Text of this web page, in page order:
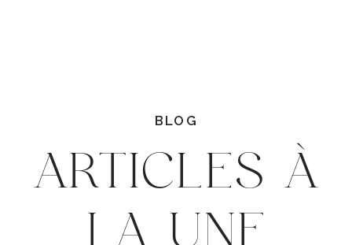
BLOG
ARTICLES À
LA UNE